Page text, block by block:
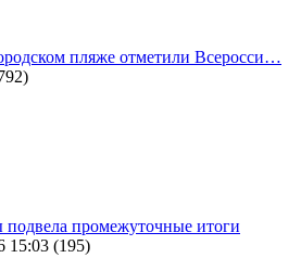
пляже отметили Всеросси…
промежуточные итоги
15:03 (195)